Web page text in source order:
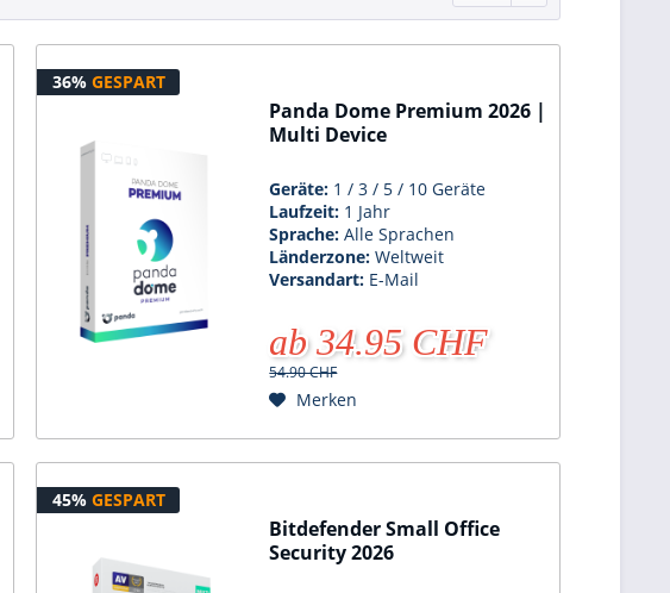
36% GESPART
Panda Dome Premium 2026 |
Multi Device
Geräte: 1 / 3 / 5 / 10 Geräte
Laufzeit: 1 Jahr
Sprache:Alle Sprachen
Länderzone:Weltweit
Versandart: E-Mail
ab 34.95 CHF
54.90 CHF
Merken
45% GESPART
Bitdefender Small Office
Security 2026